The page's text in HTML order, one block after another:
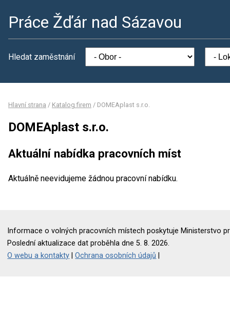
Práce Žďár nad Sázavou
Hledat zaměstnání
Hlavní strana / Katalog firem / DOMEAplast s.r.o.
DOMEAplast s.r.o.
Aktuální nabídka pracovních míst
Aktuálně neevidujeme žádnou pracovní nabídku.
Informace o volných pracovních místech poskytuje Ministerstvo
Poslední aktualizace dat proběhla dne 5. 8. 2026.
O webu a kontakty |Ochrana osobních údajů